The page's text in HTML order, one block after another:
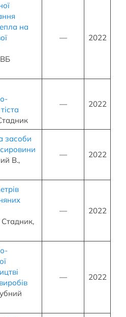
на
— 2022
— 2022
засоби
В.,
— 2022
— 2022
— 2022